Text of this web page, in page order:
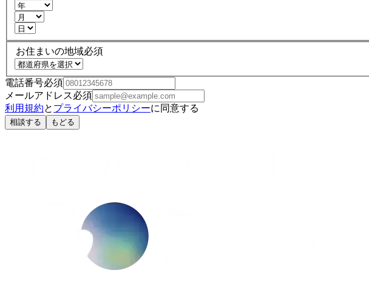
お住まいの地域必須
電話番号必須
メールアドレス必須
利用規約と プライバシーポリシーに同意する
相談する もどる